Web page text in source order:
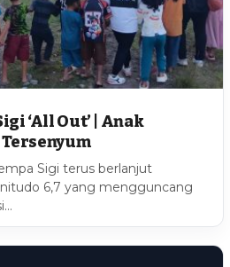
‘All Out’ | Anak
Sigi terus berlanjut
6,7 yang mengguncang